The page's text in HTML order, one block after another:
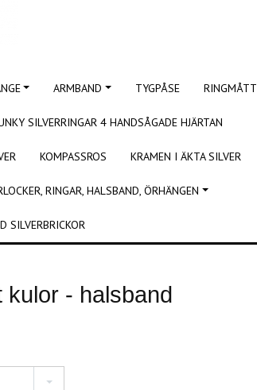
ARMBAND TYGPÅSE RINGMÅTT
SILVERRINGAR 4 HANDSÅGADE HJÄRTAN
KOMPASSROS KRAMEN I ÄKTA SILVER
RINGAR, HALSBAND, ÖRHÄNGEN
SILVERBRICKOR
kulor - halsband